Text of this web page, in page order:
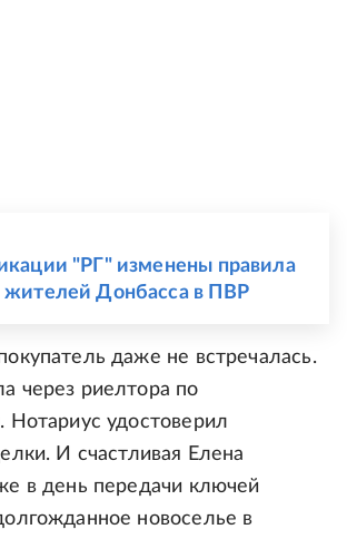
"РГ" изменены правила
жителей Донбасса в ПВР
даже не встречалась.
через риелтора по
Нотариус удостоверил
И счастливая Елена
в день передачи ключей
новоселье в